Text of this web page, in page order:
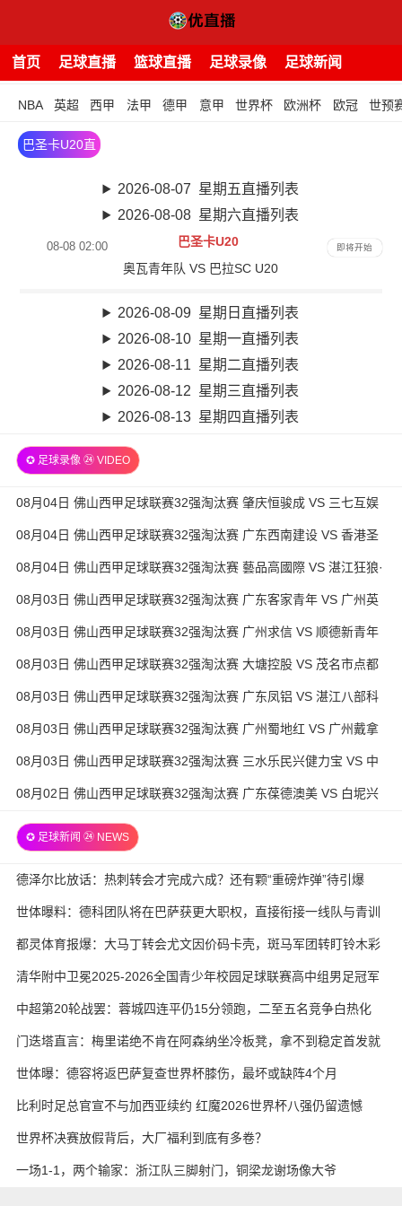
首页 足球直播 篮球直播 足球录像 足球新闻
NBA 英超 西甲 法甲 德甲 意甲 世界杯 欧洲杯 欧冠 世预
巴圣卡U20直
2026-08-07 星期五直播列表
2026-08-08 星期六直播列表
08-08 02:00
巴圣卡U20
奥瓦青年队 VS 巴拉SC U20
即将开始
2026-08-09 星期日直播列表
2026-08-10 星期一直播列表
2026-08-11 星期二直播列表
2026-08-12 星期三直播列表
2026-08-13 星期四直播列表
✪ 足球录像 ㉔ VIDEO
08月04日 佛山西甲足球联赛32强淘汰赛 肇庆恒骏成 VS 三七互娱
全场录像
08月04日 佛山西甲足球联赛32强淘汰赛 广东西南建设 VS 香港圣
徒 全场录像
08月04日 佛山西甲足球联赛32强淘汰赛 藝品高國際 VS 湛江狂狼·
粵辉能源 全场录像
08月03日 佛山西甲足球联赛32强淘汰赛 广东客家青年 VS 广州英
华思力U17 全场录像
08月03日 佛山西甲足球联赛32强淘汰赛 广州求信 VS 顺德新青年
全场录像
08月03日 佛山西甲足球联赛32强淘汰赛 大塘控股 VS 茂名市点都
得 全场录像
08月03日 佛山西甲足球联赛32强淘汰赛 广东凤铝 VS 湛江八部科
技 全场录像
08月03日 佛山西甲足球联赛32强淘汰赛 广州蜀地红 VS 广州戴拿
模 全场录像
08月03日 佛山西甲足球联赛32强淘汰赛 三水乐民兴健力宝 VS 中
国澳门澳科精英 全场录像
08月02日 佛山西甲足球联赛32强淘汰赛 广东葆德澳美 VS 白坭兴
✪ 足球新闻 ㉔ NEWS
德泽尔比放话：热刺转会才完成六成？还有颗“重磅炸弹”待引爆
世体曝料：德科团队将在巴萨获更大职权，直接衔接一线队与青训
都灵体育报爆：大马丁转会尤文因价码卡壳，斑马军团转盯铃木彩
艳与维卡里奥
清华附中卫冕2025-2026全国青少年校园足球联赛高中组男足冠军
中超第20轮战罢：蓉城四连平仍15分领跑，二至五名竞争白热化
门迭塔直言：梅里诺绝不肯在阿森纳坐冷板凳，拿不到稳定首发就
考虑另寻出路
世体曝：德容将返巴萨复查世界杯膝伤，最坏或缺阵4个月
比利时足总官宣不与加西亚续约 红魔2026世界杯八强仍留遗憾
世界杯决赛放假背后，大厂福利到底有多卷？
一场1-1，两个输家：浙江队三脚射门，铜梁龙谢场像大爷